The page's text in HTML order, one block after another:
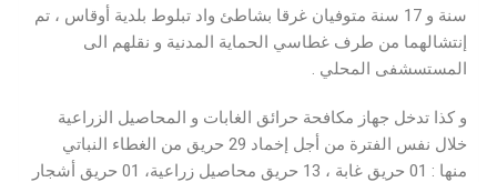
سنة و 17 سنة متوفيان غرقا بشاطئ واد تبلوط بلدية أوقاس ، تم
إنتشالهما من طرف غطاسي الحماية المدنية و نقلهم الى
المستسشفى المحلي .
و كذا تدخل جهاز مكافحة حرائق الغابات و المحاصيل الزراعية
خلال نفس الفترة من أجل إخماد 29 حريق من الغطاء النباتي
منها : 01 حريق غابة ، 13 حريق محاصيل زراعية، 01 حريق أشجار